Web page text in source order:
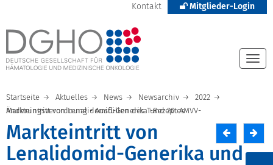
Kontakt Mitglieder-Login
Startseite Aktuelles News Newsarchiv
2022
Markteintritt von Lenalidomid-Generika und 20. AMVV-Änderungsverordnung - Ausfüllen des T-Rezeptes
Markteintritt von
Lenalidomid-Generika und